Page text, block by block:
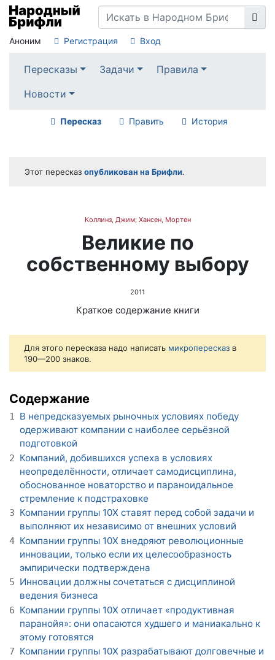
Аноним Регистрация Вход
Пересказы Задачи
Правила
Новости
Пересказ Править История
Этот пересказ опубликован на Брифли.
Коллинз, Джим; Хансен, Мортен
Великие по
собственному выбору
2011
Краткое содержание книги
Для этого пересказа надо написать микропересказ в
190—200 знаков.
Содержание
1 В непредсказуемых рыночных условиях победу
одерживают компании с наиболее серьёзной
подготовкой
2 Компаний, добившихся успеха в условиях
неопределённости, отличает самодисциплина,
обоснованное новаторство и параноидальное
стремление к подстраховке
3 Компании группы 10X ставят перед собой задачи и
выполняют их независимо от внешних условий
4 Компании группы 10X внедряют революционные
инновации, только если их целесообразность
эмпирически подтверждена
5 Инновации должны сочетаться с дисциплиной
ведения бизнеса
6 Компании группы 10X отличает «продуктивная
паранойя»: они опасаются худшего и маниакально к
этому готовятся
7 Компании группы 10X разрабатывают долговечные и